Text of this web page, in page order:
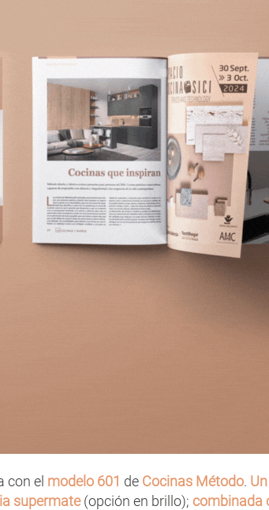
con el modelo 601 de Cocinas Método.
supermate(opción en brillo); combinada